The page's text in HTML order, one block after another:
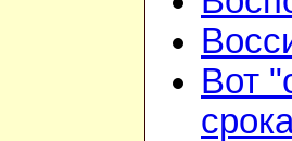
Вот